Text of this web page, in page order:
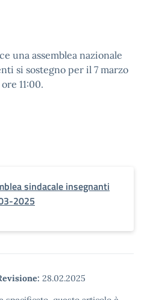
una assemblea nazionale
si sostegno per il 7 marzo
11:00.
sindacale insegnanti
2025
28.02.2025